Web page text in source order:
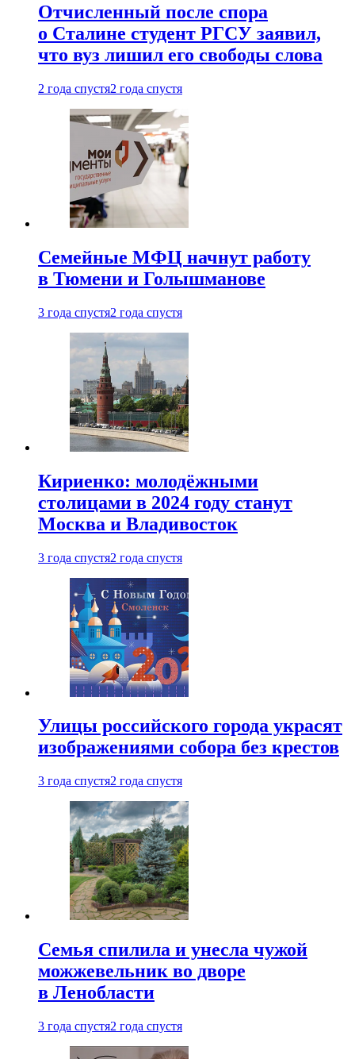
Отчисленный после спора
о Сталине студент РГСУ заявил,
что вуз лишил его свободы слова
2 года спустя2 года спустя
Семейные МФЦ начнут работу
в Тюмени и Голышманове
3 года спустя2 года спустя
Кириенко: молодёжными
столицами в 2024 году станут
Москва и Владивосток
3 года спустя2 года спустя
Улицы российского города украсят
изображениями собора без крестов
3 года спустя2 года спустя
Семья спилила и унесла чужой
можжевельник во дворе
в Ленобласти
3 года спустя2 года спустя